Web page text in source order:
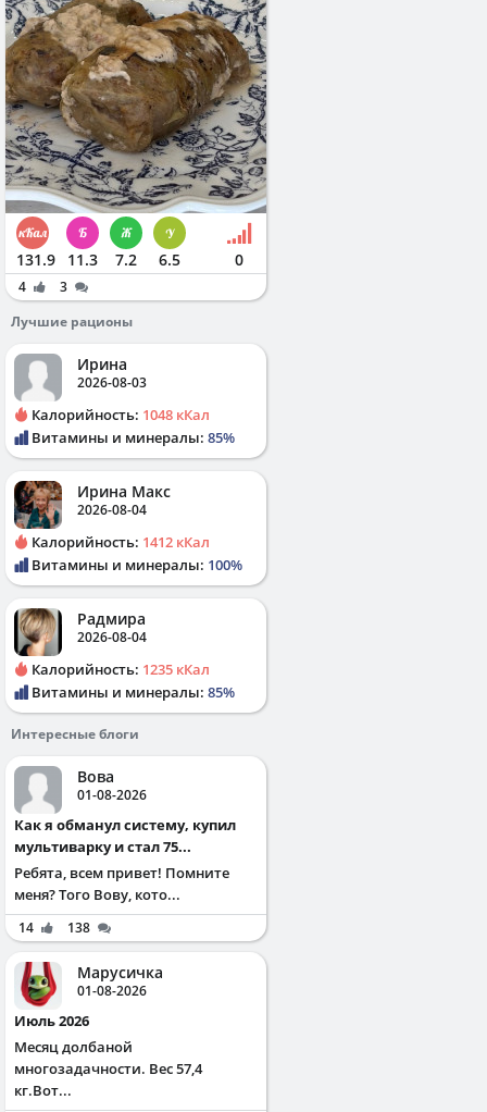
131.9 11.3 7.2 6.5 0
4
3
Лучшие рационы
Ирина
2026-08-03
Калорийность: 1048 кКал
Витамины и минералы: 85%
Ирина Макс
2026-08-04
Калорийность: 1412 кКал
Витамины и минералы: 100%
Радмира
2026-08-04
Калорийность: 1235 кКал
Витамины и минералы: 85%
Интересные блоги
Вова
01-08-2026
Как я обманул систему, купил
мультиварку и стал 75...
Ребята, всем привет! Помните
меня? Того Вову, кото...
14 138
Марусичка
01-08-2026
Июль 2026
Месяц долбаной
многозадачности. Вес 57,4
кг.Вот...